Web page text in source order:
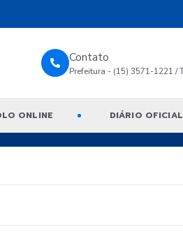
Contato
Prefeitura - (15) 3571-1221 /
ONLINE DIÁRIO OFICIAL